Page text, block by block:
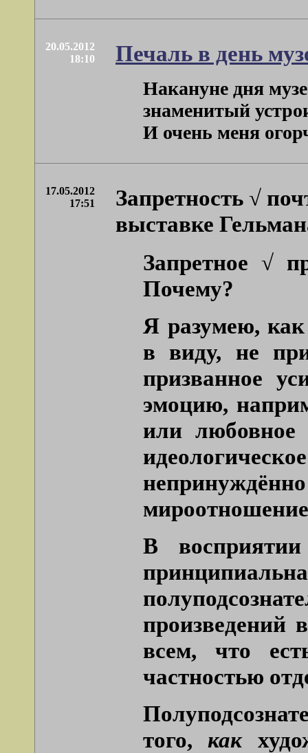
20.05.2012
18:10
Печаль в день
Накануне дня
знаменитый
И очень меня
17.05.2012
17:51
Запретность √
выставке
Запретное √
Почему?
Я разумею,
в виду, не
призванное
эмоцию,
или любовное
В восприятии
произведений
всем, что
частностью
того, как